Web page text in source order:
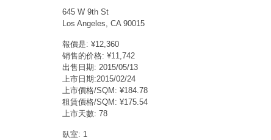
645 W 9th St
Los Angeles, CA 90015
報價是: ¥12,360
销售的价格: ¥11,742
出售日期: 2015/05/13
上市日期:2015/02/24
上市價格/SQM: ¥184.78
租賃價格/SQM: ¥175.54
上市天數: 78
臥室: 1